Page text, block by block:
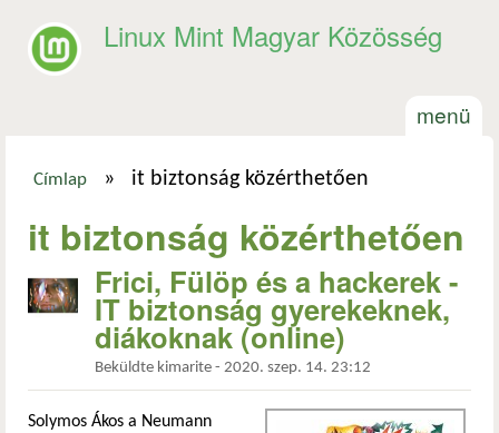
Linux Mint Magyar Közösség
menü
Címlap » it biztonság közérthetően
it biztonság közérthetően
Frici, Fülöp és a hackerek -
IT biztonság gyerekeknek,
diákoknak (online)
Beküldte kimarite - 2020. szep. 14. 23:12
Solymos Ákos a Neumann